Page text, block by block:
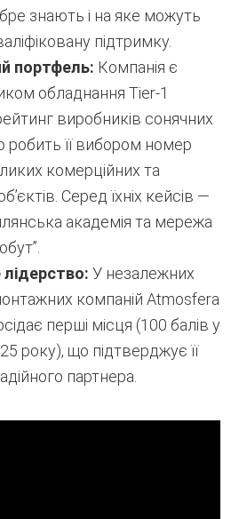
знають і на яке можуть
підтримку.
портфель: Компанія є
обладнання Tier-1
виробників сонячних
робить її вибором номер
комерційних та
Серед їхніх кейсів —
академія та мережа
У незалежних
компаній Atmosfera
перші місця (100 балів у
року), що підтверджує її
партнера.